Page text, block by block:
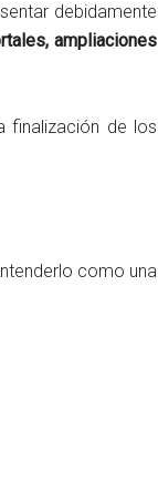
debidamente
ampliaciones
finalización de los
como una